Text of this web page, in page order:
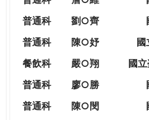
WAGOR
TODAY
WORLD
TOMORROW
普通科
劉○齊
普通科
陳○妤
國
餐飲科
嚴○翔 國立
普通科
廖○勝
普通科
陳○閔